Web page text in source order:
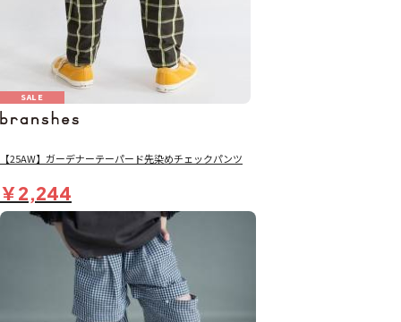
SALE
【25AW】ガーデナーテーパード先染めチェックパンツ
￥2,244